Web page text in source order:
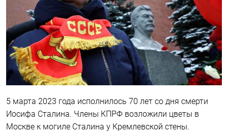
5 марта 2023 года исполнилось 70 лет со дня смерти
Иосифа Сталина. Члены КПРФ возложили цветы в
Москве к могиле Сталина у Кремлевской стены.